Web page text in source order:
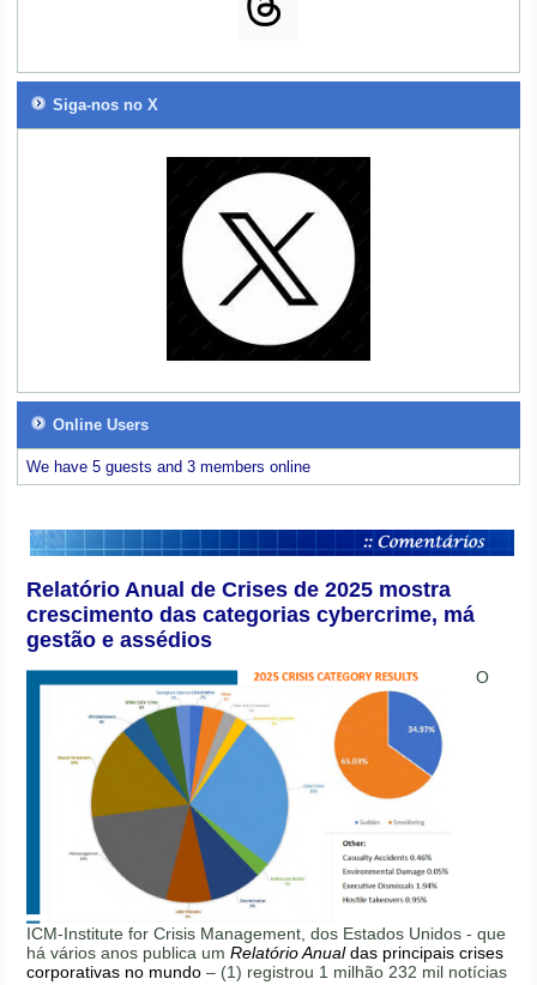
Siga-nos no X
Online Users
We have 5 guests and 3 members online
Relatório Anual de Crises de 2025 mostra
crescimento das categorias cybercrime, má
gestão e assédios
O
ICM-Institute for Crisis Management, dos Estados Unidos - que
há vários anos publica umRelatório Anualdas principais crises
corporativas no mundo – (1) registrou 1 milhão 232 mil notícias